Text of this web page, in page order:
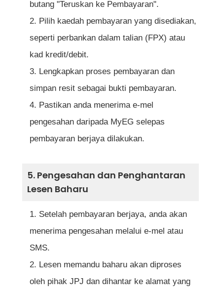
butang "Teruskan ke Pembayaran".
Pilih kaedah pembayaran yang disediakan,
seperti perbankan dalam talian (FPX) atau
kad kredit/debit.
Lengkapkan proses pembayaran dan
simpan resit sebagai bukti pembayaran.
Pastikan anda menerima e-mel
pengesahan daripada MyEG selepas
pembayaran berjaya dilakukan.
5. Pengesahan dan Penghantaran
Lesen Baharu
Setelah pembayaran berjaya, anda akan
menerima pengesahan melalui e-mel atau
SMS.
Lesen memandu baharu akan diproses
oleh pihak JPJ dan dihantar ke alamat yang